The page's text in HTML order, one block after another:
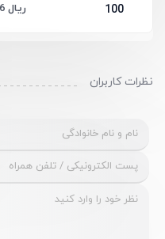
100 47,806 ریال
نظرات کاربران